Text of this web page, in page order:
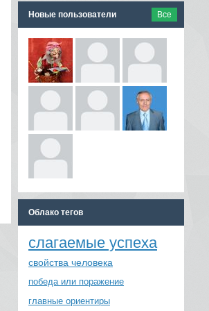
Новые пользователи Все
Облако тегов
слагаемые успеха
свойства человека
победа или поражение
главные ориентиры